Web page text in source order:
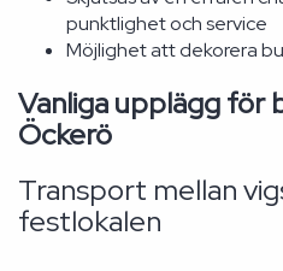
punktlighet och service
Möjlighet att dekorera
Vanliga upplägg för
Öckerö
Transport mellan
festlokalen